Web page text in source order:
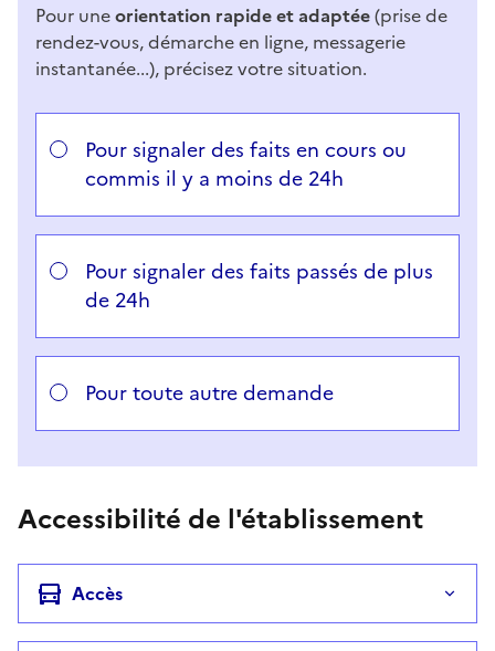
Pour uneorientation rapide et adaptée(prise de
rendez-vous, démarche en ligne, messagerie
instantanée...), précisez votre situation.
Répondez aux questions successives et les réponses
Vous avez choisi
Pour signaler des faits en cours ou
commis il y a moins de 24h
Pour signaler des faits passés de plus
de 24h
Pour toute autre demande
Accessibilité de l'établissement
Accès